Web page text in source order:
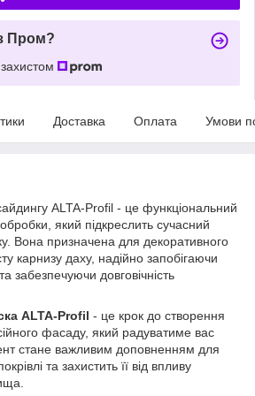
Пром?
Доставка Оплата Умови
ALTA-Profil - це функціональний
який підкреслить сучасний
Вона призначена для декоративного
карнизу даху, надійно запобігаючи
забезпечуючи довговічність
ALTA-Profil - це крок до створення
фасаду, який радуватиме вас
стане важливим доповненням для
та захистить її від впливу